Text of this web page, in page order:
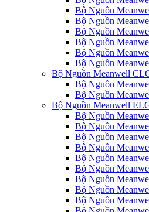
Bộ Nguồn
Bộ Nguồn
Bộ Nguồn
Bộ Nguồn
Bộ Nguồn
Bộ Nguồn
Bộ Nguồn Meanwell
Bộ Nguồn
Bộ Nguồn
Bộ Nguồn Meanwell
Bộ Nguồn
Bộ Nguồn
Bộ Nguồn
Bộ Nguồn
Bộ Nguồn
Bộ Nguồn
Bộ Nguồn
Bộ Nguồn
Bộ Nguồn